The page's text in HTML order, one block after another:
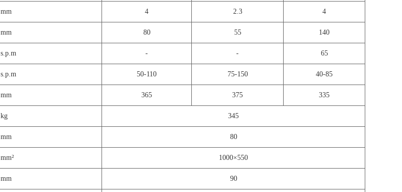
mm 4 2.3 4
mm 80 55 140
s.p.m - - 65
s.p.m 50-110 75-150 40-85
mm 365 375 335
kg 345
mm 80
mm² 1000×550
mm 90